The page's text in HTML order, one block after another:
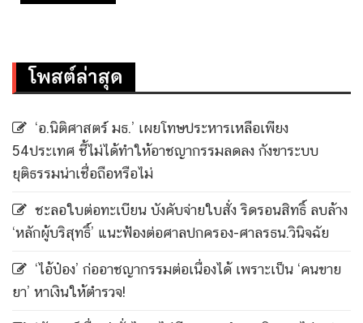
โพสต์ล่าสุด
‘อ.นิติศาสตร์ มธ.’ เผยโทษประหารเหลือเพียง
54ประเทศ ชี้ไม่ได้ทำให้อาชญากรรมลดลง กังขาระบบ
ยุติธรรมน่าเชื่อถือหรือไม่
ชะลอใบต่อทะเบียน บังคับจ่ายใบสั่ง ริดรอนสิทธิ์ ลบล้าง
‘หลักผู้บริสุทธิ์’ แนะฟ้องต่อศาลปกครอง-ศาลรธน.วินิจฉัย
‘ไอ้ป๋อง’ ก่ออาชญากรรมต่อเนื่องได้ เพราะเป็น ‘คนขาย
ยา’ หาเงินให้ตำรวจ!